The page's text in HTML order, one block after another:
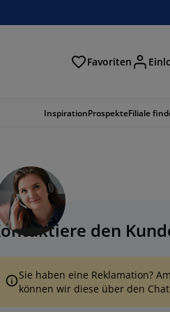
Favoriten
InspirationProspekteFiliale
den
Sie haben eine Reklamation?
können wir diese über den